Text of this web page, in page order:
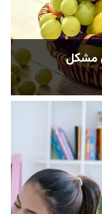
مشکل